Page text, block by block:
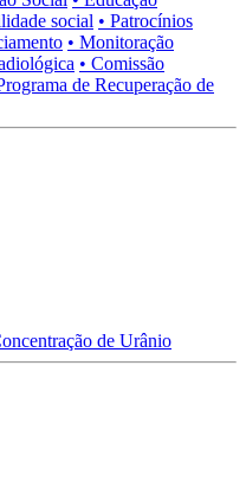
social • Patrocínios
• Monitoração
• Comissão
de Recuperação de
de Urânio